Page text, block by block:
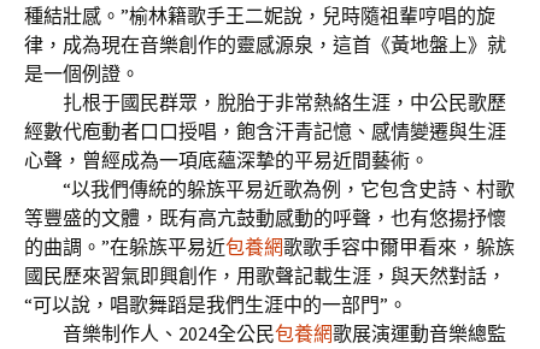
種結壯感。”榆林籍歌手王二妮說，兒時隨祖輩哼唱的旋
律，成為現在音樂創作的靈感源泉，這首《黃地盤上》就
是一個例證。
扎根于國民群眾，脫胎于非常熱絡生涯，中公民歌歷
經數代庖動者口口授唱，飽含汗青記憶、感情變遷與生涯
心聲，曾經成為一項底蘊深摯的平易近間藝術。
“以我們傳統的躲族平易近歌為例，它包含史詩、村歌
等豐盛的文體，既有高亢鼓動感動的呼聲，也有悠揚抒懷
的曲調。”在躲族平易近包養網歌歌手容中爾甲看來，躲族
國民歷來習氣即興創作，用歌聲記載生涯，與天然對話，
“可以說，唱歌舞蹈是我們生涯中的一部門”。
音樂制作人、2024全公民包養網歌展演運動音樂總監